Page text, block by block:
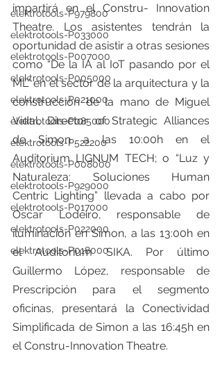
elektrotools-P979800
elektrotools-P033000
elektrotools-P007000
elektrotools-P005000
elektrotools-P021000
elektrotools-P085000
elektrotools-P522200
elektrotools-P008000
elektrotools-P929000
elektrotools-P017000
elektrotools-P022000
elektrotools-P018000
impartirá en el Constru- Innovation
Theatre. Los asistentes tendrán la
oportunidad de asistir a otras sesiones
como “De la IA al IoT pasando por el
ML” en el sector de la arquitectura y la
construcción de la mano de Miguel
Vidal, Director of Strategic Alliances
de Simon a las 10:00h en el
Auditorium LIGNUM TECH; o “Luz y
Naturaleza: Soluciones Human
Centric Lighting” llevada a cabo por
Oscar Lodeiro, responsable de
iluminación en Simon, a las 13:00h en
el Auditorium SIKA. Por último
Guillermo López, responsable de
Prescripción para el segmento
oficinas, presentará la Conectividad
Simplificada de Simon a las 16:45h en
el Constru-Innovation Theatre.